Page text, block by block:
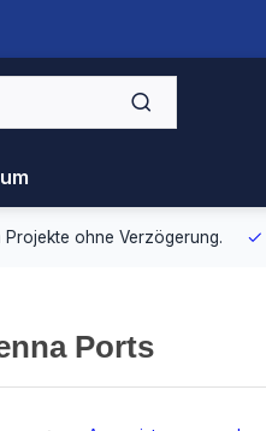
ohne Verzögerung.
Ports